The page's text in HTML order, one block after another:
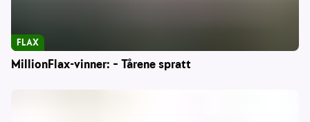
MillionFlax-vinner: – Tårene spratt
FLAX